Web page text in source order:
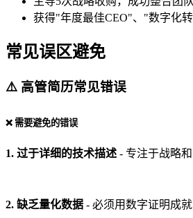
获得"年度最佳CEO"、"数字化
常见误区避免
⚠️ 高管简历常见错误
❌ 需要避免的错误
1. 过于详细的技术描述 - 专注于战略
2. 缺乏量化数据 - 必须用数字证明成就